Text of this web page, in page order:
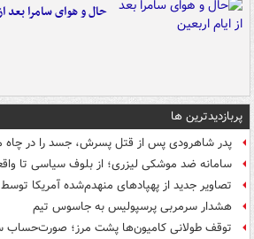
حال و هوای سامرا بعد
پربازدیدترین ها
پدر شاهرودی پس از قتل پسرش، جسد را در چاه
سامانه ضد موشکی لیزری؛ از بلوف سیاسی تا
تصاویر جدید از پهپادهای منهدم‌شده آمریکا
هشدار سرمربی پرسپولیس به جاسوس تیم
توقف طولانی کامیون‌ها پشت مرز؛ صورت‌حساب